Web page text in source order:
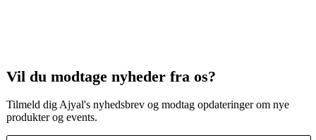
Vil du modtage nyheder fra os?
Tilmeld dig Ajyal's nyhedsbrev og modtag opdateringer om nye
produkter og events.